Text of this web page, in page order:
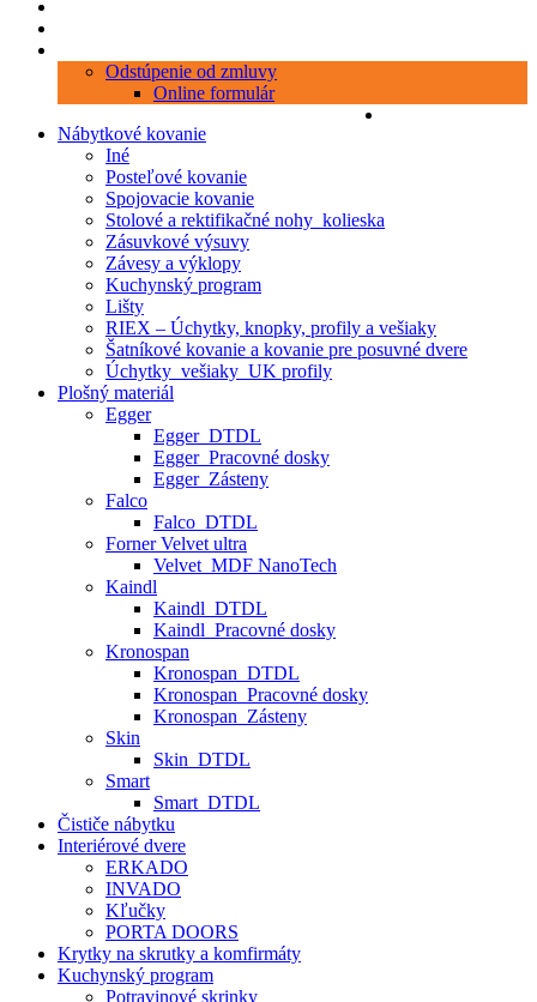
Odstúpenie od zmluvy
Online formulár
Nábytkové kovanie
Iné
Posteľové kovanie
Spojovacie kovanie
Stolové a rektifikačné nohy_kolieska
Zásuvkové výsuvy
Závesy a výklopy
Kuchynský program
Lišty
RIEX – Úchytky, knopky, profily a vešiaky
Šatníkové kovanie a kovanie pre posuvné dvere
Úchytky_vešiaky_UK profily
Plošný materiál
Egger
Egger_DTDL
Egger_Pracovné dosky
Egger_Zásteny
Falco
Falco_DTDL
Forner Velvet ultra
Velvet_MDF NanoTech
Kaindl
Kaindl_DTDL
Kaindl_Pracovné dosky
Kronospan
Kronospan_DTDL
Kronospan_Pracovné dosky
Kronospan_Zásteny
Skin
Skin_DTDL
Smart
Smart_DTDL
Čističe nábytku
Interiérové dvere
ERKADO
INVADO
Kľučky
PORTA DOORS
Krytky na skrutky a komfirmáty
Kuchynský program
Potravinové skrinky